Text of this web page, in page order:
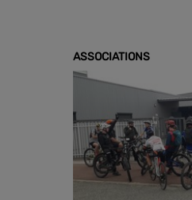
ASSOCIATIONS